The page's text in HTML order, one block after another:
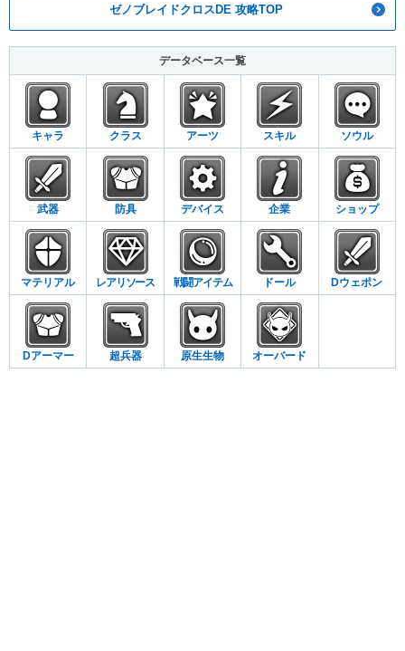
ゼノブレイドクロスDE 攻略TOP
データベース一覧
キャラ クラス アーツ スキル ソウル
武器 防具 デバイス 企業 ショップ
マテリアル レアリソース 戦闘アイテム ドール Dウェポン
Dアーマー 超兵器 原生生物 オーバード